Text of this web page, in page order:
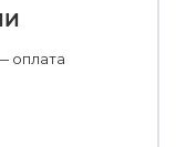
оплата